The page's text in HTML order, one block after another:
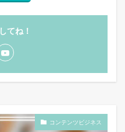
てね！
コンテンツビジネス